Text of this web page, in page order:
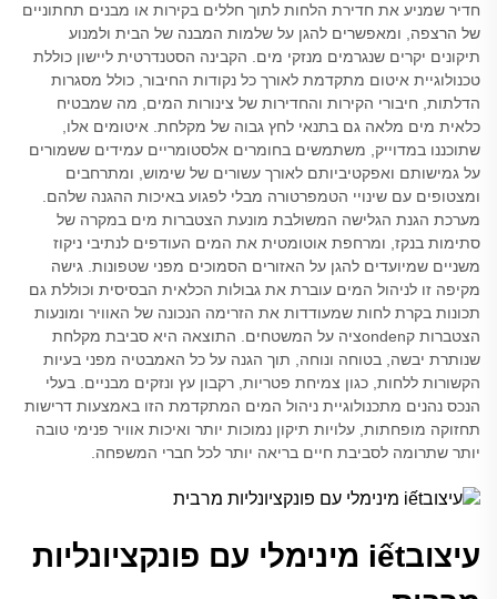
חדיר שמניע את חדירת הלחות לתוך חללים בקירות או מבנים תחתוניים
של הרצפה, ומאפשרים להגן על שלמות המבנה של הבית ולמנוע
תיקונים יקרים שנגרמים מנזקי מים. הקבינה הסטנדרטית ליישון כוללת
טכנולוגיית איטום מתקדמת לאורך כל נקודות החיבור, כולל מסגרות
הדלתות, חיבורי הקירות והחדירות של צינורות המים, מה שמבטיח
כלאית מים מלאה גם בתנאי לחץ גבוה של מקלחת. איטומים אלו,
שתוכננו במדוייק, משתמשים בחומרים אלסטומריים עמידים ששמורים
על גמישותם ואפקטיביותם לאורך עשורים של שימוש, ומתרחבים
ומצטופים עם שינויי הטמפרטורה מבלי לפגוע באיכות ההגנה שלהם.
מערכת הגנת הגלישה המשולבת מונעת הצטברות מים במקרה של
סתימות בנקז, ומרחפת אוטומטית את המים העודפים לנתיבי ניקוז
משניים שמיועדים להגן על האזורים הסמוכים מפני שטפונות. גישה
מקיפה זו לניהול המים עוברת את גבולות הכלאית הבסיסית וכוללת גם
תכונות בקרת לחות שמעודדות את הזרימה הנכונה של האוויר ומונעות
הצטברות קondenציה על המשטחים. התוצאה היא סביבת מקלחת
שנותרת יבשה, בטוחה ונוחה, תוך הגנה על כל האמבטיה מפני בעיות
הקשורות ללחות, כגון צמיחת פטריות, רקבון עץ ונזקים מבניים. בעלי
הנכס נהנים מתכנולוגיית ניהול המים המתקדמת הזו באמצעות דרישות
תחזוקה מופחתות, עלויות תיקון נמוכות יותר ואיכות אוויר פנימי טובה
יותר שתרומה לסביבת חיים בריאה יותר לכל חברי המשפחה.
עיצובiết מינימלי עם פונקציונליות